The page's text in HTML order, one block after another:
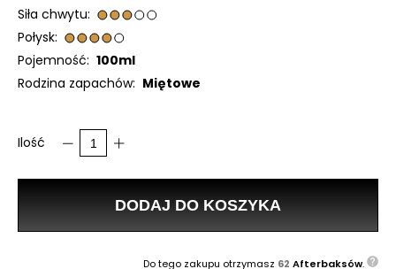
Siła chwytu:
Połysk:
Pojemność: 100ml
Rodzina zapachów: Miętowe
Do tego zakupu otrzymasz 62 Afterbaksów.
Ilość
DODAJ DO KOSZYKA